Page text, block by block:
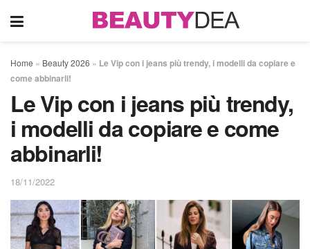
Home » Beauty 2026 » Le Vip con i jeans più trendy, i modelli da copiare e
come abbinarli!
Le Vip con i jeans più trendy,
i modelli da copiare e come
abbinarli!
18/11/2022